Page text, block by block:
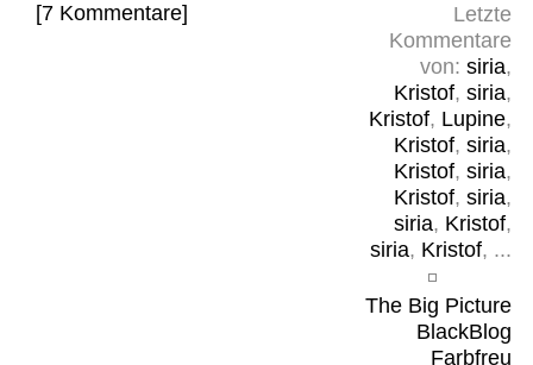
Letzte
Kommentare
von: siria,
Kristof, siria,
Kristof, Lupine,
Kristof, siria,
Kristof, siria,
Kristof, siria,
siria, Kristof,
siria, Kristof, ...
The Big Picture
BlackBlog
Farbfreu
[7 Kommentare]